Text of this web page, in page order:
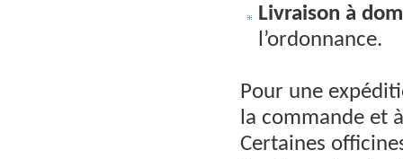
Livraison à
l’ordonnance.
Pour une
la commande et
Certaines